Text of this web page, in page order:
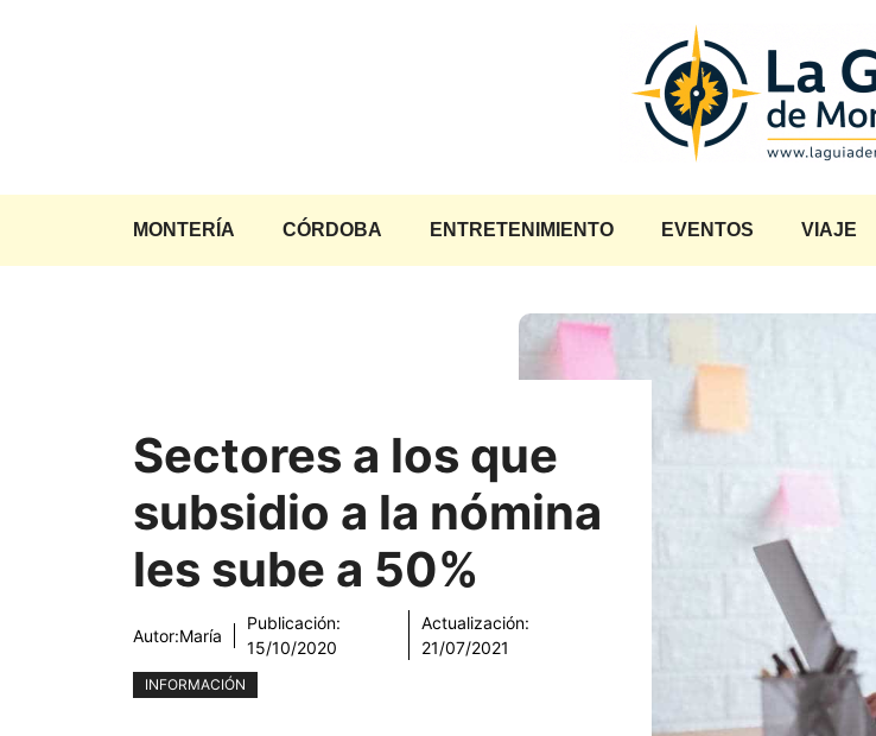
MONTERÍA CÓRDOBA ENTRETENIMIENTO EVENTOS VIAJE
Sectores a los que
subsidio a la nómina
les sube a 50%
Autor:María
Publicación:
15/10/2020
Actualización:
21/07/2021
INFORMACIÓN